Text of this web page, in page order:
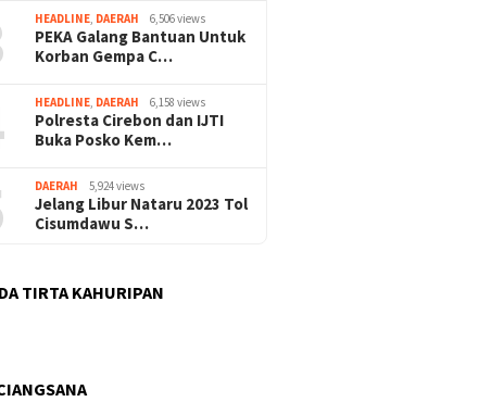
HEADLINE, DAERAH 6,506 views
PEKA Galang Bantuan Untuk
Korban Gempa C…
HEADLINE, DAERAH 6,158 views
Polresta Cirebon dan IJTI
Buka Posko Kem…
DAERAH 5,924 views
Jelang Libur Nataru 2023 Tol
Cisumdawu S…
TIRTA KAHURIPAN